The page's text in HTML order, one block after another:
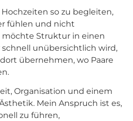
Hochzeiten so zu begleiten,
fühlen und nicht
möchte Struktur in einen
schnell unübersichtlich wird,
übernehmen, wo Paare
Organisation und einem
Mein Anspruch ist es,
zu führen,